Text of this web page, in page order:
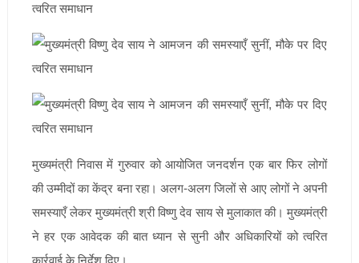
मुख्यमंत्री निवास में गुरुवार को आयोजित जनदर्शन एक बार फिर लोगों
की उम्मीदों का केंद्र बना रहा। अलग-अलग जिलों से आए लोगों ने अपनी
समस्याएँ लेकर मुख्यमंत्री श्री विष्णु देव साय से मुलाकात की। मुख्यमंत्री
ने हर एक आवेदक की बात ध्यान से सुनी और अधिकारियों को त्वरित